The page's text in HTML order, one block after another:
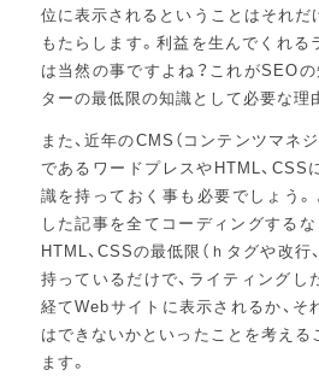
位に表示されるということはそれだ
もたらします。利益を生んでくれ
は当然の事ですよね？これがSEO
ターの最低限の知識として必要な理
また、近年のCMS（コンテンツマネ
であるワードプレスやHTML、CSS
識を持っておく事も必要でしょう
した記事を全てコーディングするな
HTML、CSSの最低限（ｈタグや改行
持っているだけで、ライティングし
経てWebサイトに表示されるか、
はできないかといったことを考える
ます。